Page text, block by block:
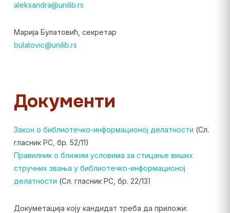
aleksandra@unilib.rs
Марија Булатовић, секретар
bulatovic@unilib.rs
Документи
Закон о библиотечко-информационој делатности (Сл.
гласник РС, бр. 52/11)
Правилник о ближим условима за стицање виших
стручних звања у библиотечко-информационој
делатности (Сл. гласник РС, бр. 22/13)
Докуметација коју кандидат треба да приложи: